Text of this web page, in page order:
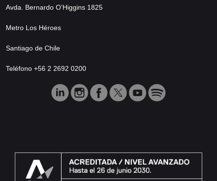
Avda. Bernardo O’Higgins 1825
Metro Los Héroes
Santiago de Chile
Teléfono +56 2 2692 0200